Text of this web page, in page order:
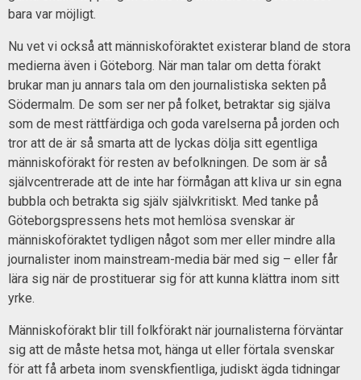
bara var möjligt.
Nu vet vi också att människoföraktet existerar bland de stora
medierna även i Göteborg. När man talar om detta förakt
brukar man ju annars tala om den journalistiska sekten på
Södermalm. De som ser ner på folket, betraktar sig själva
som de mest rättfärdiga och goda varelserna på jorden och
tror att de är så smarta att de lyckas dölja sitt egentliga
människoförakt för resten av befolkningen. De som är så
självcentrerade att de inte har förmågan att kliva ur sin egna
bubbla och betrakta sig själv självkritiskt. Med tanke på
Göteborgspressens hets mot hemlösa svenskar är
människoföraktet tydligen något som mer eller mindre alla
journalister inom mainstream-media bär med sig – eller får
lära sig när de prostituerar sig för att kunna klättra inom sitt
yrke.
Människoförakt blir till folkförakt när journalisterna förväntar
sig att de måste hetsa mot, hänga ut eller förtala svenskar
för att få arbeta inom svenskfientliga, judiskt ägda tidningar